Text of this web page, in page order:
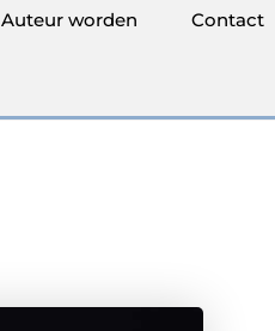
Auteur worden Contact